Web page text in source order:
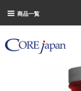
商品一覧